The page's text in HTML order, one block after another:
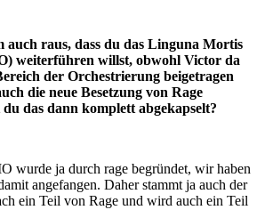
auch raus, dass du das Linguna Mortis
weiterführen willst, obwohl Victor da
der Orchestrierung beigetragen
die neue Besetzung von Rage
das dann komplett abgekapselt?
wurde ja durch rage begründet, wir haben
angefangen. Daher stammt ja auch der
ein Teil von Rage und wird auch ein Teil